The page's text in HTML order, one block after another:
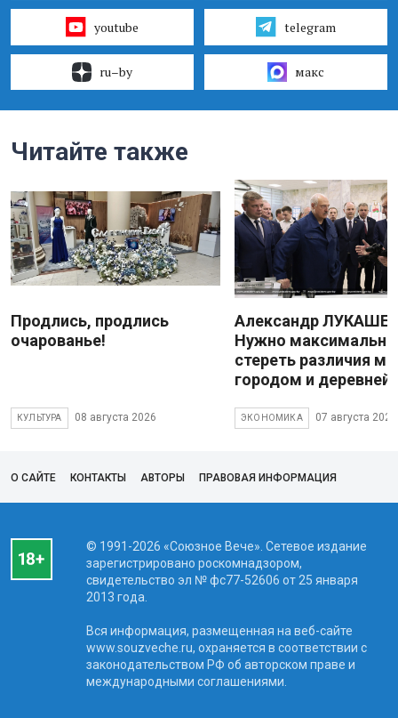
youtube telegram
ru–by макс
Читайте также
Продлись, продлись
очарованье!
КУЛЬТУРА 08 августа 2026
Александр
Нужно максимально
стереть различия
городом и деревней
ЭКОНОМИКА 07 августа 2026
О САЙТЕ КОНТАКТЫ АВТОРЫ ПРАВОВАЯ ИНФОРМАЦИЯ
© 1991-2026 «Союзное Вече». Сетевое издание
зарегистрировано роскомнадзором,
свидетельство эл № фc77-52606 от 25 января
2013 года.
Вся информация, размещенная на веб-сайте
www.souzveche.ru, охраняется в соответствии с
законодательством РФ об авторском праве и
международными соглашениями.